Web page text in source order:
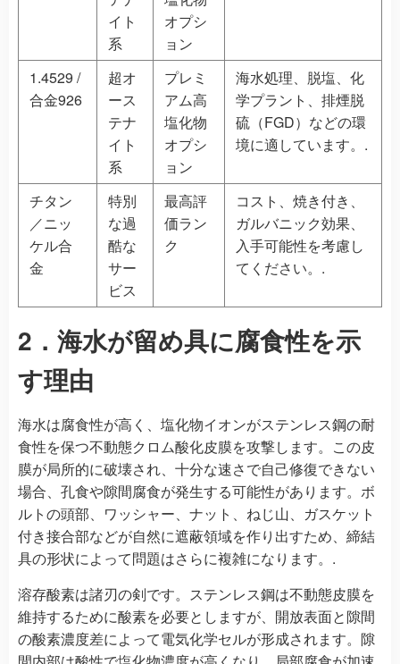
イト
系
オプシ
ョン
1.4529 /
合金926
超オ
ース
テナ
イト
系
プレミ
アム高
塩化物
オプシ
ョン
海水処理、脱塩、化
学プラント、排煙脱
硫（FGD）などの環
境に適しています。.
チタン
／ニッ
ケル合
金
特別
な過
酷な
サー
ビス
最高評
価ラン
ク
コスト、焼き付き、
ガルバニック効果、
入手可能性を考慮し
てください。.
2．海水が留め具に腐食性を示
す理由
海水は腐食性が高く、塩化物イオンがステンレス鋼の耐
食性を保つ不動態クロム酸化皮膜を攻撃します。この皮
膜が局所的に破壊され、十分な速さで自己修復できない
場合、孔食や隙間腐食が発生する可能性があります。ボ
ルトの頭部、ワッシャー、ナット、ねじ山、ガスケット
付き接合部などが自然に遮蔽領域を作り出すため、締結
具の形状によって問題はさらに複雑になります。.
溶存酸素は諸刃の剣です。ステンレス鋼は不動態皮膜を
維持するために酸素を必要としますが、開放表面と隙間
の酸素濃度差によって電気化学セルが形成されます。隙